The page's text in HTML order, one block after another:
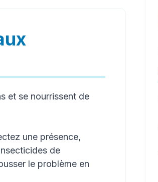
et se nourrissent de
une présence,
de
le problème en